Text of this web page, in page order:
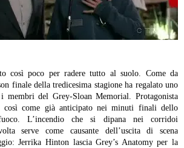
così poco per radere tutto al suolo. Come da
finale della tredicesima stagione ha regalato uno
i membri del Grey-Sloan Memorial. Protagonista
così come già anticipato nei minuti finali dello
L’incendio che si dipana nei corridoi
serve come causante dell’uscita di scena
Jerrika Hinton lascia Grey’s Anatomy per la